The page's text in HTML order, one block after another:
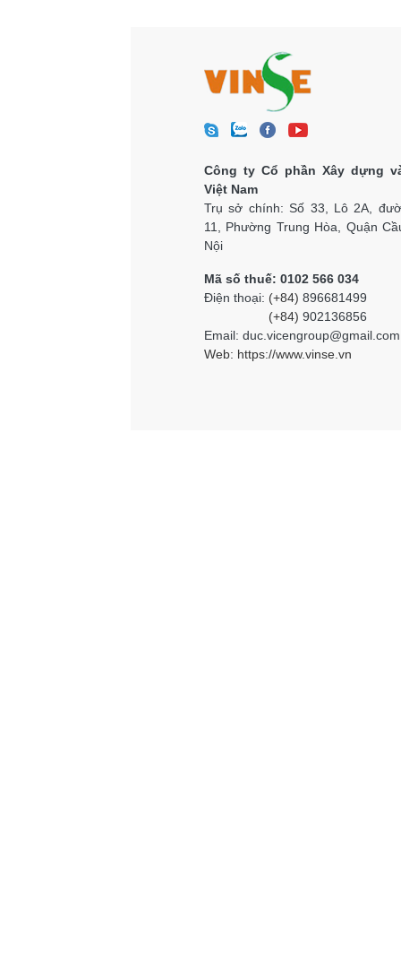
Công ty Cổ phần Xây dựng
Việt Nam
Trụ sở chính: Số 33, Lô 2A,
11, Phường Trung Hòa, Quận
Nội
Mã số thuế: 0102 566 034
Điện thoại: (+84) 896681499
(+84) 902136856
Email: duc.vicengroup@gmail.com
Web: https://www.vinse.vn